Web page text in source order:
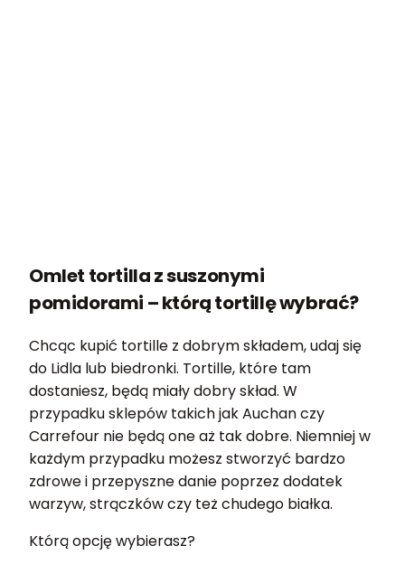
Omlet tortilla z suszonymi
pomidorami – którą tortillę wybrać?
Chcąc kupić tortille z dobrym składem, udaj się
do Lidla lub biedronki. Tortille, które tam
dostaniesz, będą miały dobry skład. W
przypadku sklepów takich jak Auchan czy
Carrefour nie będą one aż tak dobre. Niemniej w
każdym przypadku możesz stworzyć bardzo
zdrowe i przepyszne danie poprzez dodatek
warzyw, strączków czy też chudego białka.
Którą opcję wybierasz?